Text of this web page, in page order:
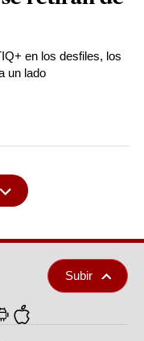
en los desfiles, los
un lado
Subir